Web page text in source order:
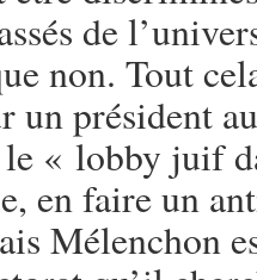
de
non. Tout
un président
« lobby juif
en faire un
Mélenchon